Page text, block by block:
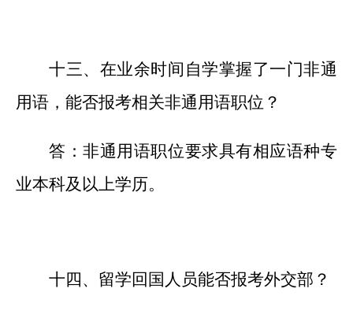
十三、在业余时间自学掌握了一门非通
用语，能否报考相关非通用语职位？
答：非通用语职位要求具有相应语种专
业本科及以上学历。
十四、留学回国人员能否报考外交部？